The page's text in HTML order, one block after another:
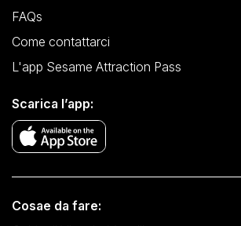
FAQs
Come contattarci
L'app Sesame Attraction Pass
Scarica l’app:
Cosae da fare: